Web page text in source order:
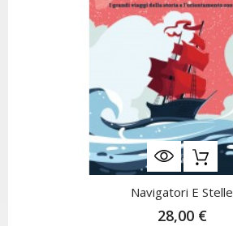
Navigatori E Stelle
28,00 €